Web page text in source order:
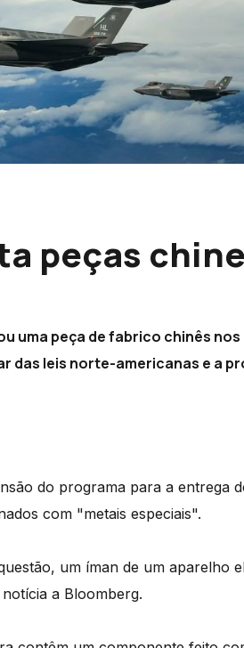
peças
uma peça de fabrico chinês nos
das leis norte-americanas e a
do programa para a entrega
com "metais especiais".
um íman de um aparelho
a Bloomberg.